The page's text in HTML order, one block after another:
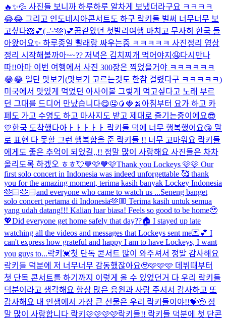
🔥✨💦 사진들 보니까 하루하루 알차게 보냈더라구요 ㅋㅋㅋㅋ
😂😂 그리고 인도네시아콘서트도 하구 락키들 벌써 너무너무 보
고싶다🙈💕( ˶'ᵕ'🫶)💕꿈같았던 첫발리여행 마치고 무사히 한국 돌
아왔어요✨ 하루종일 빨래랑 싸우는중 ㅋㅋㅋㅋㅋ 사진정리 영상
정리 시작해볼까아~~?? 저녁은 김치찌개 먹어야지🤤다시만나
따!!아마 이번 여행에서 사진 300장은 찍었을거야 ㅋㅋㅋㅋㅋㅋ
😂😂 일단 맛보기(맛보기 고르는것도 한참 걸렸다구 ㅋㅋㅋㅋㅋ)
미국에서 맛있게 먹었던 아사이볼 그렇게 먹고싶다고 노래 부르
던 그대를 드디어 만났습니다😋🤤🥭🍓🍌 아침부터 요가 하고 카
페도 가고 수영도 하고 마사지도 받고 제대로 즐기는중이에요😎
💙한국 도착했다아ㅏㅏㅏㅏㅏ 락키들 덕에 너무 행복했어요😘 말
로 표현 다 못할 그런 행복함을 준 락키들 !! 너무 고마워요 락키들
에게도 좋은 추억이 되었길,,!! 정말 많이 사랑해요 사진들은 차차
올리도록 하겠오 ㅎㅎ💘🧡🩷🧡🩷Thank you Lockeys 🩷🩷 Our
first solo concert in Indonesia was indeed unforgettable 🥰 thank
you for the amazing moment, terima kasih banyak Lockey Indonesia
🫶🏻🫶🏻and everyone who came to watch us ...Seneng banget
solo concert pertama di Indonesia🫶🏼 Terima kasih untuk semua
yang udah datang!!! Kalian luar biasa! Feels so good to be home🥹
💖Did everyone get home safely that day??🏠 I stayed up late
watching all the videos and messages that Lockeys sent me💌💕 I
can't express how grateful and happy I am to have Lockeys, I want
you guys to...락키💓첫 단독 콘서트 많이 와주셔서 정말 감사해요
락키들 덕분에 저 너무너무 감동했잖아요🥹🩷🩷🩷 데뷔때부터
첫 단독 콘서트를 하기까지 이렇게 올 수 있었던거 다 우리 락키들
덕분이라고 생각해요 항상 많은 응원과 사랑 주셔서 감사하고 또
감사해요 내 인생에서 가장 큰 선물은 우리 락키들이야!!💝🥹 정
말 많이 사랑합니다 락키🩷🩷🩷🩷락키들!! 락키들 덕분에 첫 단콘